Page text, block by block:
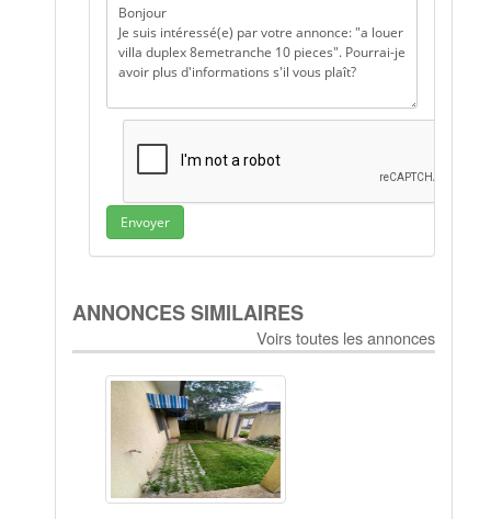
Envoyer
ANNONCES SIMILAIRES
Voirs toutes les annonces